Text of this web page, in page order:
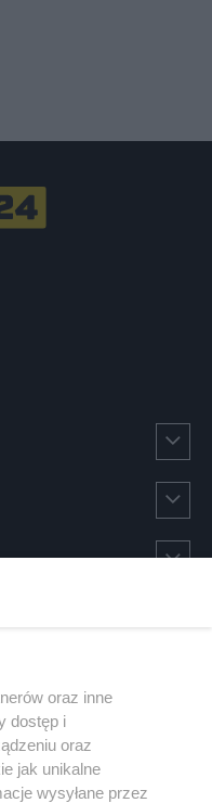
oraz inne
dostęp i
oraz
jak unikalne
wysyłane przez